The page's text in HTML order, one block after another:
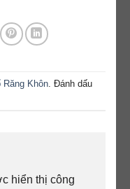
Răng Khôn . Đánh dấu
hiển thị công